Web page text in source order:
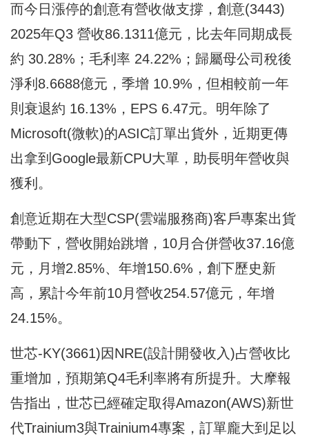
而今日漲停的創意有營收做支撐，創意(3443)
2025年Q3 營收86.1311億元，比去年同期成長
約 30.28%；毛利率 24.22%；歸屬母公司稅後
淨利8.6688億元，季增 10.9%，但相較前一年
則衰退約 16.13%，EPS 6.47元。明年除了
Microsoft(微軟)的ASIC訂單出貨外，近期更傳
出拿到Google最新CPU大單，助長明年營收與
獲利。
創意近期在大型CSP(雲端服務商)客戶專案出貨
帶動下，營收開始跳增，10月合併營收37.16億
元，月增2.85%、年增150.6%，創下歷史新
高，累計今年前10月營收254.57億元，年增
24.15%。
世芯-KY(3661)因NRE(設計開發收入)占營收比
重增加，預期第Q4毛利率將有所提升。大摩報
告指出，世芯已經確定取得Amazon(AWS)新世
代Trainium3與Trainium4專案，訂單龐大到足以